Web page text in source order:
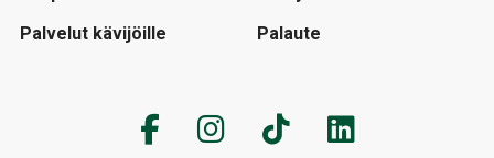
Palvelut kävijöille
Palaute